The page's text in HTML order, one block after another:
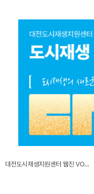
대전도시재생지원센터 웹진 VO…